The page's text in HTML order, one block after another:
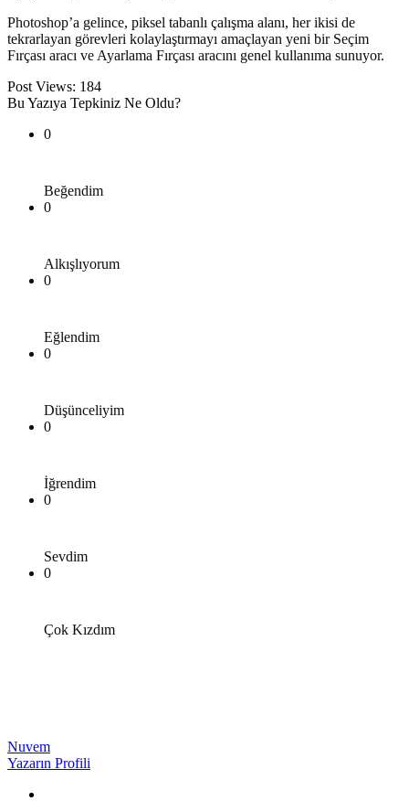
Photoshop’a gelince, piksel tabanlı çalışma alanı, her ikisi de
tekrarlayan görevleri kolaylaştırmayı amaçlayan yeni bir Seçim
Fırçası aracı ve Ayarlama Fırçası aracını genel kullanıma sunuyor.
Post Views: 184
Bu Yazıya Tepkiniz Ne Oldu?
0
Beğendim
0
Alkışlıyorum
0
Eğlendim
0
Düşünceliyim
0
İğrendim
0
Sevdim
0
Çok Kızdım
Nuvem
Yazarın Profili